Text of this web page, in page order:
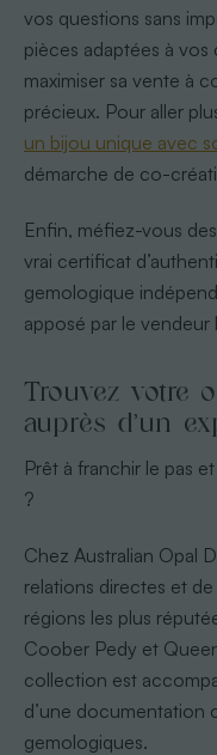
vos questions sans
pièces adaptées à
maximiser sa vente à
précieux. Pour aller
un bijou unique avec
démarche de co-
Enfin, méfiez-vous
vrai certificat
gemologique
apposé par le
Trouvez votre
auprès d’un
Prêt à franchir le pas
?
Chez Australian Opal
relations directes et
régions les plus
Coober Pedy et
collection est
d’une documentation
gemologiques.